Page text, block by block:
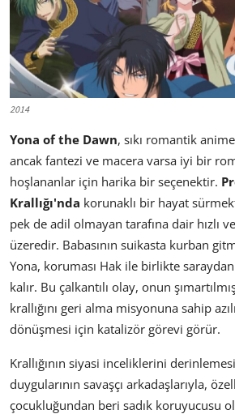
2014
Yona of the Dawn, sıkı romantik
ancak fantezi ve macera varsa iyi bir
hoşlananlar için harika bir seçenektir.
Krallığı'nda korunaklı bir hayat
pek de adil olmayan tarafına dair hızlı
üzeredir. Babasının suikasta kurban
Yona, koruması Hak ile birlikte
kalır. Bu çalkantılı olay, onun
krallığını geri alma misyonuna sahip
dönüşmesi için katalizör görevi görür.
Krallığının siyasi inceliklerini
duygularının savaşçı arkadaşlarıyla,
çocukluğundan beri sadık koruyucusu